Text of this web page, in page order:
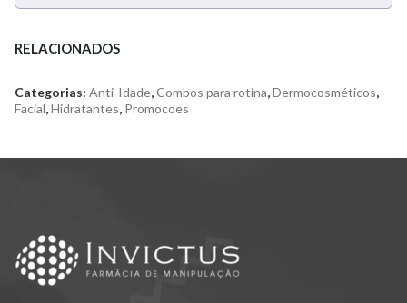
RELACIONADOS
Categorias: Anti-Idade,Combos para rotina,Dermocosméticos,
Facial,Hidratantes, Promocoes